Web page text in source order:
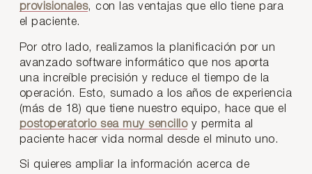
provisionales, con las ventajas que ello tiene para
el paciente.
Por otro lado, realizamos la planificación por un
avanzado software informático que nos aporta
una increíble precisión y reduce el tiempo de la
operación. Esto, sumado a los años de experiencia
(más de 18) que tiene nuestro equipo, hace que el
postoperatorio sea muy sencilloy permita al
paciente hacer vida normal desde el minuto uno.
Si quieres ampliar la información acerca de